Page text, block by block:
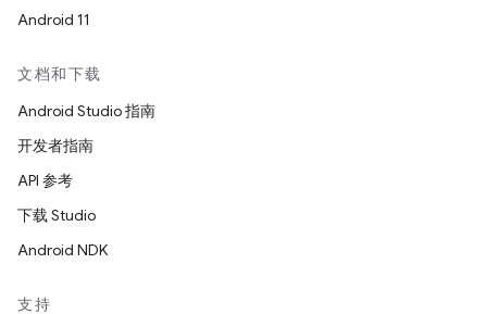
Android 11
文档和下载
Android Studio 指南
开发者指南
API 参考
下载 Studio
Android NDK
支持